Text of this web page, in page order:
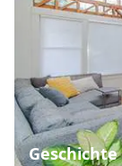
Geschichte